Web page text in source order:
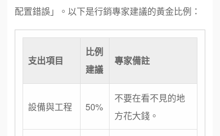
配置錯誤」。以下是行銷專家建議的黃金比例：
支出項目
比例
建議
專家備註
設備與工程 50%
不要在看不見的地
方花大錢。